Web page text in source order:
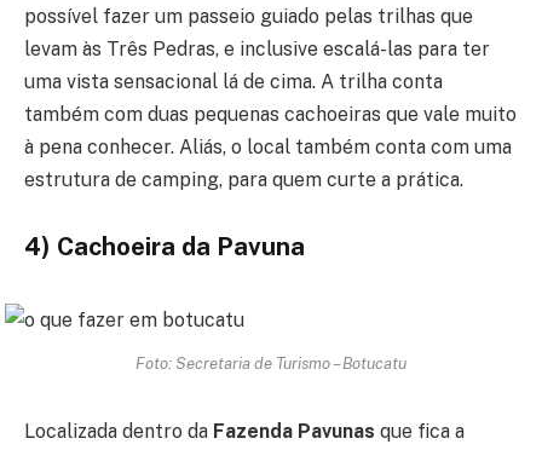
possível fazer um passeio guiado pelas trilhas que
levam às Três Pedras, e inclusive escalá-las para ter
uma vista sensacional lá de cima. A trilha conta
também com duas pequenas cachoeiras que vale muito
à pena conhecer. Aliás, o local também conta com uma
estrutura de camping, para quem curte a prática.
4) Cachoeira da Pavuna
Foto: Secretaria de Turismo – Botucatu
Localizada dentro da Fazenda Pavunas que fica a